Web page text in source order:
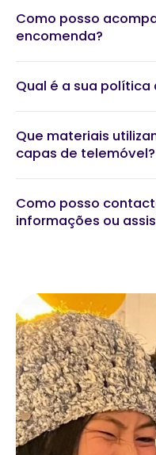
Como posso
encomenda?
Qual é a sua
Que materiais
capas de telemóvel?
Como posso
informações ou